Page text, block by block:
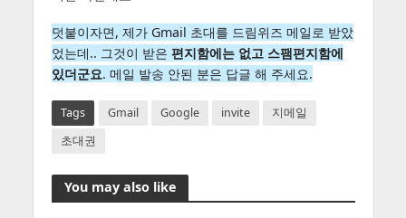
덧붙이자면, 제가 Gmail 초대를 드림위즈 메일로 받았
었는데.. 그것이 받은 편지함에는 없고 스팸편지함에
있더군요. 메일 발송 안된 분은 답글 해 주세요.
Tags Gmail Google invite
지메일
초대권
You may also like